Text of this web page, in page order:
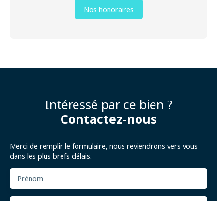
Nos honoraires
Intéressé par ce bien ?
Contactez-nous
Merci de remplir le formulaire, nous reviendrons vers vous
dans les plus brefs délais.
Prénom